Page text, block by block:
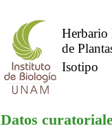
de
Isotipo
Datos